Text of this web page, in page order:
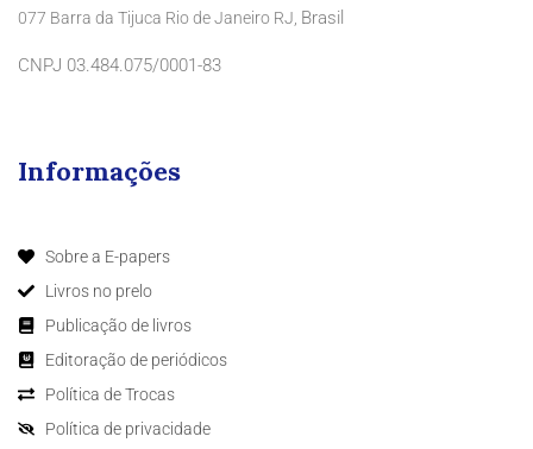
077 Barra da Tijuca Rio de Janeiro RJ, Brasil
CNPJ 03.484.075/0001-83
Informações
Sobre a E-papers
Livros no prelo
Publicação de livros
Editoração de periódicos
Política de Trocas
Política de privacidade